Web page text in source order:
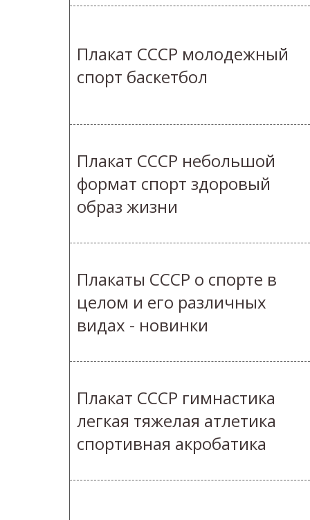
Плакат СССР молодежный
спорт баскетбол
Плакат СССР небольшой
формат спорт здоровый
образ жизни
Плакаты СССР о спорте в
целом и его различных
видах - новинки
Плакат СССР гимнастика
легкая тяжелая атлетика
спортивная акробатика